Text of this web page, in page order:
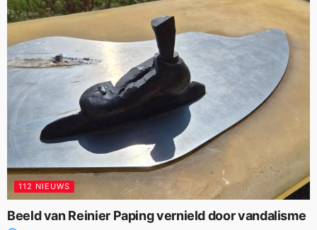
112 NIEUWS
Beeld van Reinier Paping vernield door vandalisme